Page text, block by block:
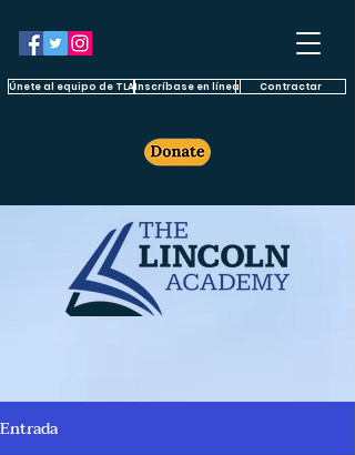
Únete al equipo de TLAInscríbase en línea Contractar
Entrada